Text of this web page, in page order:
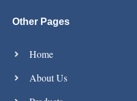
Other Pages
Home
About Us